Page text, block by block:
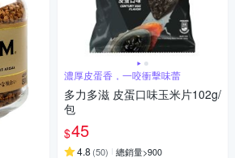
濃厚皮蛋香，一咬衝擊味蕾
多力多滋 皮蛋口味玉米片102g/
包
$45
4.8 (50) 總銷量>900